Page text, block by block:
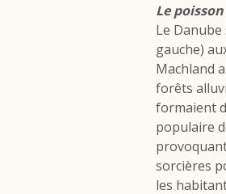
Le
Le
gauche)
Machland
forêts
formaient
populaire
sorcières
les